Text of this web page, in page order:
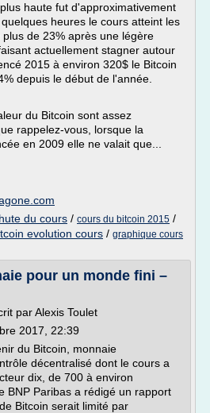
haute fut d'approximativement
heures le cours atteint les
de 23% après une légère
actuellement stagner autour
2015 à environ 320$ le Bitcoin
depuis le début de l'année.
du Bitcoin sont assez
rappelez-vous, lorsque la
en 2009 elle ne valait que...
du cours / cours du bitcoin 2015 /
evolution cours / graphique cours
pour un monde fini –
par Alexis Toulet
2017, 22:39
du Bitcoin, monnaie
décentralisé dont le cours a
dix, de 700 à environ
BNP Paribas a rédigé un rapport
Bitcoin serait limité par